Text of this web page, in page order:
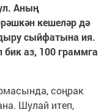
Аның
кешеләр дә
сыйфатына ия.
бик аз, 100 граммга
соңрак
Шулай итеп,